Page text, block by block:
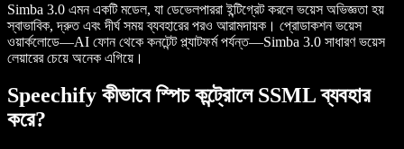
Simba 3.0 এমন একটি মডেল, যা ডেভেলপাররা ইন্টিগ্রেট করলে ভয়েস অভিজ্ঞতা হয়
স্বাভাবিক, দ্রুত এবং দীর্ঘ সময় ব্যবহারের পরও আরামদায়ক। প্রোডাকশন ভয়েস
ওয়ার্কলোডে—AI ফোন থেকে কনটেন্ট প্ল্যাটফর্ম পর্যন্ত—Simba 3.0 সাধারণ ভয়েস
লেয়ারের চেয়ে অনেক এগিয়ে।
Speechify কীভাবে স্পিচ কন্ট্রোলে SSML ব্যবহার
করে?